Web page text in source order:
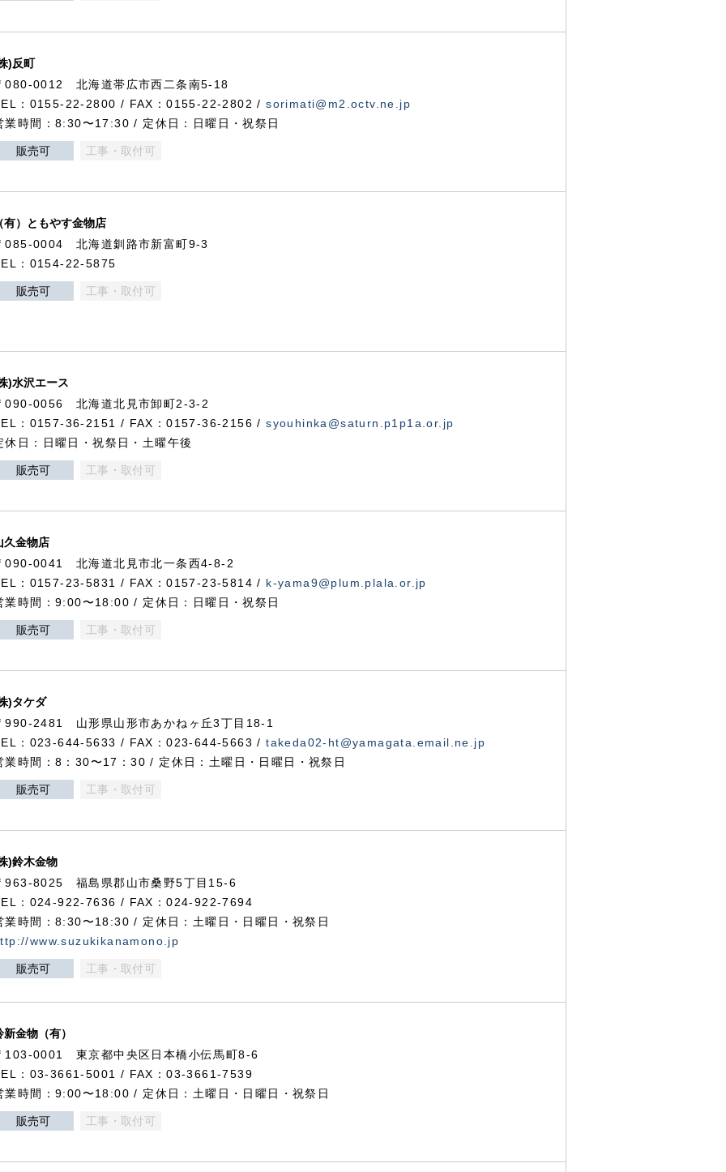
)反町
080-0012 北海道帯広市西二条南5-18
：0155-22-2800 / FAX：0155-22-2802 /sorimati@m2.octv.ne.jp
業時間：8:30〜17:30 / 定休日：日曜日・祝祭日
販売可 工事・取付可
有）ともやす金物店
085-0004 北海道釧路市新富町9-3
：0154-22-5875
販売可 工事・取付可
)水沢エース
090-0056 北海道北見市卸町2-3-2
：0157-36-2151 / FAX：0157-36-2156 /syouhinka@saturn.p1p1a.or.jp
休日：日曜日・祝祭日・土曜午後
販売可 工事・取付可
久金物店
090-0041 北海道北見市北一条西4-8-2
：0157-23-5831 / FAX：0157-23-5814 / k-yama9@plum.plala.or.jp
業時間：9:00〜18:00 / 定休日：日曜日・祝祭日
販売可 工事・取付可
)タケダ
990-2481 山形県山形市あかねヶ丘3丁目18-1
：023-644-5633 / FAX：023-644-5663 /takeda02-ht@yamagata.email.ne.jp
業時間：8：30〜17：30 / 定休日：土曜日・日曜日・祝祭日
販売可 工事・取付可
)鈴木金物
963-8025 福島県郡山市桑野5丁目15-6
：024-922-7636 / FAX：024-922-7694
業時間：8:30〜18:30 / 定休日：土曜日・日曜日・祝祭日
www.suzukikanamono.jp
販売可 工事・取付可
新金物（有）
103-0001 東京都中央区日本橋小伝馬町8-6
：03-3661-5001 / FAX：03-3661-7539
業時間：9:00〜18:00 / 定休日：土曜日・日曜日・祝祭日
販売可 工事・取付可